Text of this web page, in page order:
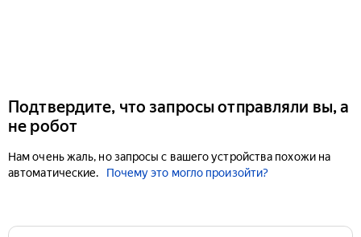
Подтвердите, что запросы отправляли вы, а
не робот
Нам очень жаль, но запросы с вашего устройства похожи на
автоматические.
Почему это могло произойти?